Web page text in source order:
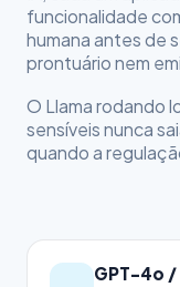
funcionalidade
humana antes de
prontuário nem
O Llama rodando
sensíveis nunca
quando a
GPT-4o